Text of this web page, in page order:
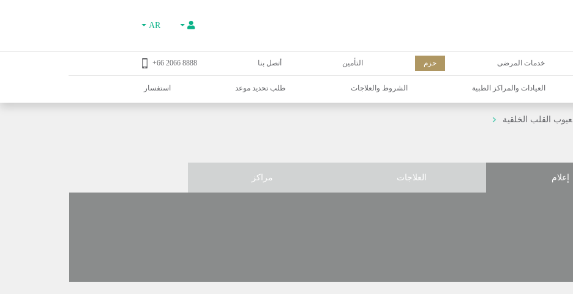
AR
خدمات المرضى حزم التأمين أتصل بنا 8888 2066 66+
العيادات والمراكز الطبية الشروط والعلاجات طلب تحديد موعد استفسار
عيوب القلب الخلقية
إعلام العلاجات مراكز